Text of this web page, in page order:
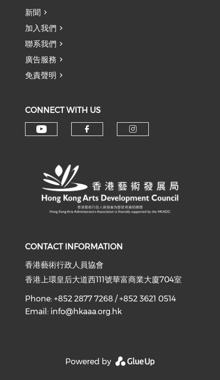
新聞
加入我們
聯系我們
廣告服務
免責聲明
CONNECT WITH US
CONTACT INFORMATION
香港藝術行政人員協會
香港上環皇后大道西111號華富商業大廈704室
Phone: +852 2877 7268 / +852 3621 0514
Email: info@hkaaa.org.hk
Powered by